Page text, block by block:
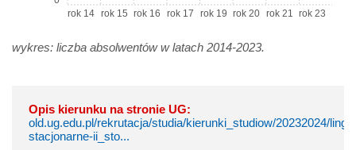
rok 14 rok 15 rok 16 rok 17 rok 19 rok 20 rok 21 rok 23
wykres: liczba absolwentów w latach 2014-2023.
Opis kierunku na stronie UG:
old.ug.edu.pl/rekrutacja/studia/kierunki_studiow/20232024/
stacjonarne-ii_sto...